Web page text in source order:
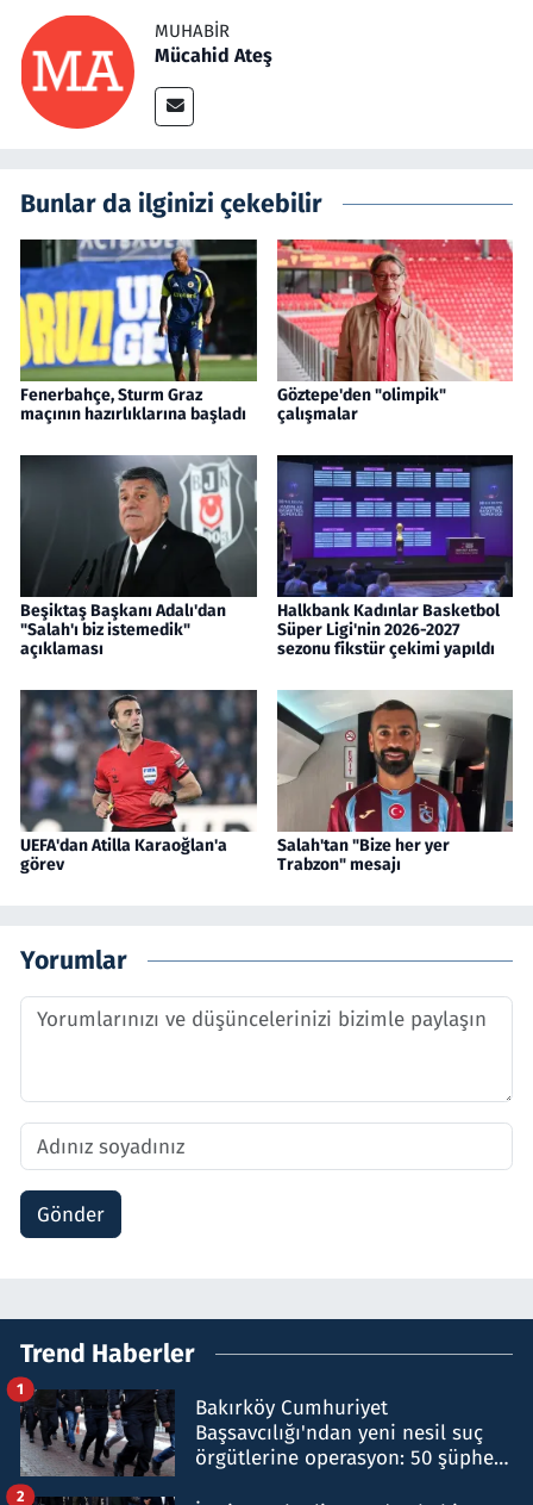
MUHABIR
Mücahid Ateş
Bunlar da ilginizi çekebilir
Fenerbahçe, Sturm Graz
maçının hazırlıklarına başladı
Göztepe'den "olimpik"
çalışmalar
Beşiktaş Başkanı Adalı'dan
"Salah'ı biz istemedik"
açıklaması
Halkbank Kadınlar Basketbol
Süper Ligi'nin 2026-2027
sezonu fikstür çekimi yapıldı
UEFA'dan Atilla Karaoğlan'a
görev
Salah'tan "Bize her yer
Trabzon" mesajı
Yorumlar
Gönder
Trend Haberler
Bakırköy Cumhuriyet
Başsavcılığı'ndan yeni nesil suç
örgütlerine operasyon: 50 şüpheli
1
2